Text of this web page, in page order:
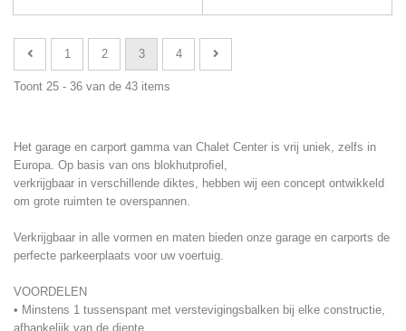
1 2 3 4
Toont 25 - 36 van de 43 items
Het garage en carport gamma van Chalet Center is vrij uniek, zelfs in
Europa. Op basis van ons blokhutproﬁel,
verkrijgbaar in verschillende diktes, hebben wij een concept ontwikkeld
om grote ruimten te overspannen.
Verkrijgbaar in alle vormen en maten bieden onze garage en carports de
perfecte parkeerplaats voor uw voertuig.
VOORDELEN
• Minstens 1 tussenspant met verstevigingsbalken bij elke constructie,
afhankelijk van de diepte,